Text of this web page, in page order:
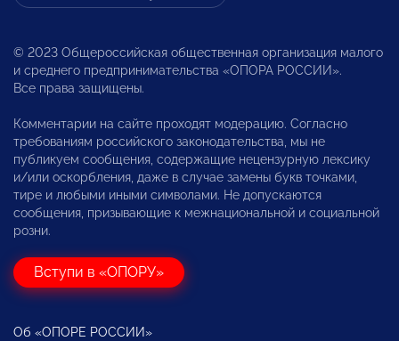
© 2023 Общероссийская общественная организация малого
и среднего предпринимательства «ОПОРА РОССИИ».
Все права защищены.
Комментарии на сайте проходят модерацию. Согласно
требованиям российского законодательства, мы не
публикуем сообщения, содержащие нецензурную лексику
и/или оскорбления, даже в случае замены букв точками,
тире и любыми иными символами. Не допускаются
сообщения, призывающие к межнациональной и социальной
розни.
Вступи в «ОПОРУ»
Об «ОПОРЕ РОССИИ»